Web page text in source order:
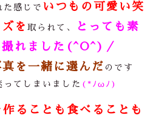
た感じで いつもの可愛い笑
を 取られて、
とっても素
れました(^O^)／
を一緒に選んだ のです
ってしまいました (*ﾉωﾉ)
ることも食べることも